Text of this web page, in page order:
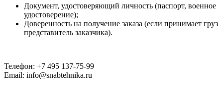
Документ, удостоверяющий личность (паспорт, военное
удостоверение);
Доверенность на получение заказа (если принимает груз
представитель заказчика).
Телефон: +7 495 137-75-99
Email: info@snabtehnika.ru